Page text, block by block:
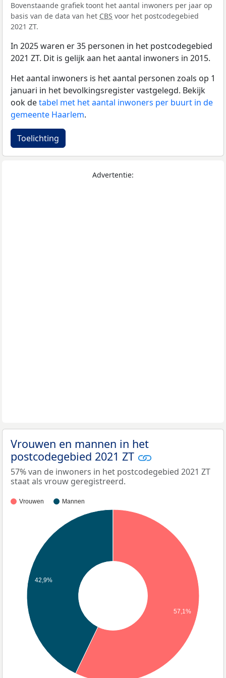
Bovenstaande grafiek toont het aantal inwoners per jaar op
basis van de data van het CBS voor het postcodegebied
2021 ZT.
In 2025 waren er 35 personen in het postcodegebied
2021 ZT. Dit is gelijk aan het aantal inwoners in 2015.
Het aantal inwoners is het aantal personen zoals op 1
januari in het bevolkingsregister vastgelegd. Bekijk
ook detabel met het aantal inwoners per buurt in de
gemeente Haarlem.
Toelichting
Advertentie:
Vrouwen en mannen in het
postcodegebied 2021 ZT
57% van de inwoners in het postcodegebied 2021 ZT
staat als vrouw geregistreerd.
Vrouwen Mannen
42,9%
57,1%